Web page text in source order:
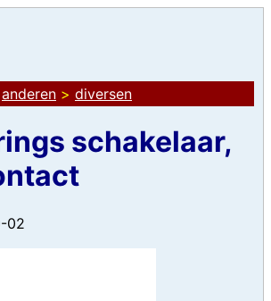
anderen > diversen
schakelaar,
02